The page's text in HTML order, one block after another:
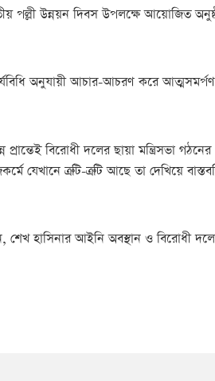
পল্লী উন্নয়ন দিবস উপলক্ষে আয়োজিত
অনুযায়ী আচার-আচরণ করে
প্রান্তেই বিরোধী দলের ছায়া মন্ত্রিসভা
যেখানে ত্রুটি-ত্রুটি আছে তা দেখিয়ে
হাসিনার আইনি অবস্থান ও বিরোধী